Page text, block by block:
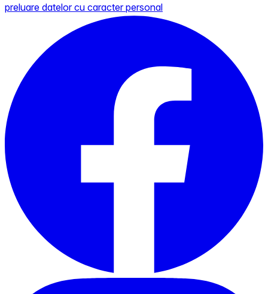
preluare datelor cu caracter personal